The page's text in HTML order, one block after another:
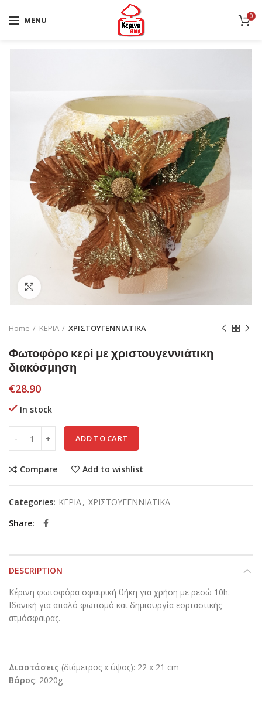
MENU 0
Click to enlarge
Home ΚΕΡΙΑ ΧΡΙΣΤΟΥΓΕΝΝΙΑΤΙΚΑ
Φωτοφόρο κερί με χριστουγεννιάτικη
διακόσμηση
€28.90
In stock
ADD TO CART
Compare Add to wishlist
Categories: ΚΕΡΙΑ, ΧΡΙΣΤΟΥΓΕΝΝΙΑΤΙΚΑ
Share
DESCRIPTION
Κέρινη φωτοφόρα σφαιρική θήκη για χρήση με ρεσώ 10h.
Ιδανική για απαλό φωτισμό και δημιουργία εορταστικής
ατμόσφαιρας.
Διαστάσεις (διάμετρος x ύψος): 22 x 21 cm
Βάρος: 2020g